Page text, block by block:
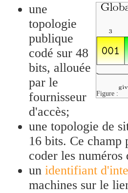
Figure :
une
topologie
publique
codé sur 48
bits, allouée
par le
fournisseur
d'accès;
une topologie de
16 bits. Ce champ
coder les numéros
un identifiant
machines sur le